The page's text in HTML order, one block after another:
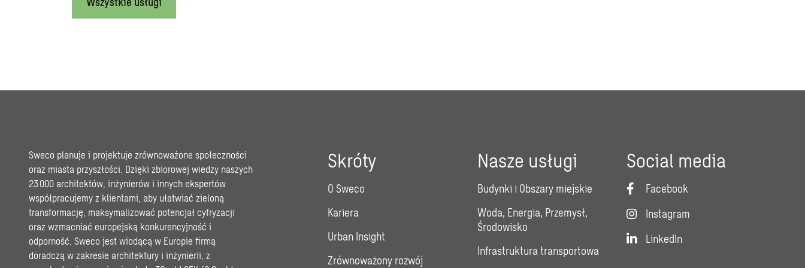
Sweco planuje i projektuje zrównoważone społeczności
oraz miasta przyszłości. Dzięki zbiorowej wiedzy naszych
23 000 architektów, inżynierów i innych ekspertów
współpracujemy z klientami, aby ułatwiać zieloną
transformację, maksymalizować potencjał cyfryzacji
oraz wzmacniać europejską konkurencyjność i
odporność. Sweco jest wiodącą w Europie firmą
doradczą w zakresie architektury i inżynierii, z
Skróty
O Sweco
Kariera
Urban Insight
Zrównoważony rozwój
Nasze usługi
Budynki i Obszary miejskie
Woda, Energia, Przemysł,
Środowisko
Infrastruktura transportowa
Social media
Facebook
Instagram
LinkedIn